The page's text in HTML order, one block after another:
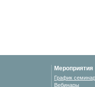
Мероприятия
График
Вебинары